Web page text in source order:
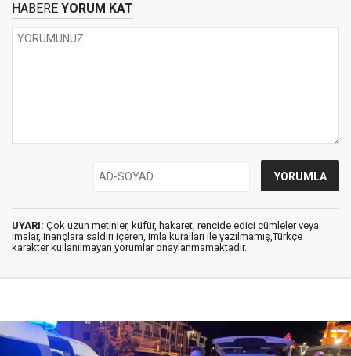
HABERE YORUM KAT
UYARI: Çok uzun metinler, küfür, hakaret, rencide edici cümleler veya
imalar, inançlara saldırı içeren, imla kuralları ile yazılmamış,Türkçe
karakter kullanılmayan yorumlar onaylanmamaktadır.